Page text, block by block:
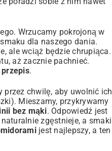
Wrzucamy pokrojoną w
dla naszego dania.
ale wciąż będzie chrupiąca.
aż zacznie pachnieć.
.
przez chwilę, aby uwolnić ich
Mieszamy, przykrywamy
bez mąki. Odpowiedź jest
zgęstnieje, a smaki
jest najlepszy, a ten